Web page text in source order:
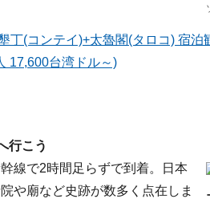
丁(コンテイ)+太魯閣(タロコ) 宿
17,600台湾ドル～)
行こう
線で2時間足らずで到着。日本
や廟など史跡が数多く点在しま